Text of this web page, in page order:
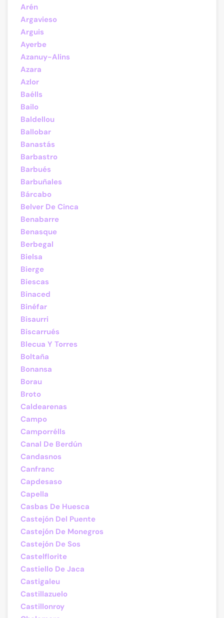
Arén
Argavieso
Arguis
Ayerbe
Azanuy-Alins
Azara
Azlor
Baélls
Bailo
Baldellou
Ballobar
Banastás
Barbastro
Barbués
Barbuñales
Bárcabo
Belver De Cinca
Benabarre
Benasque
Berbegal
Bielsa
Bierge
Biescas
Binaced
Binéfar
Bisaurri
Biscarrués
Blecua Y Torres
Boltaña
Bonansa
Borau
Broto
Caldearenas
Campo
Camporrélls
Canal De Berdún
Candasnos
Canfranc
Capdesaso
Capella
Casbas De Huesca
Castejón Del Puente
Castejón De Monegros
Castejón De Sos
Castelflorite
Castiello De Jaca
Castigaleu
Castillazuelo
Castillonroy